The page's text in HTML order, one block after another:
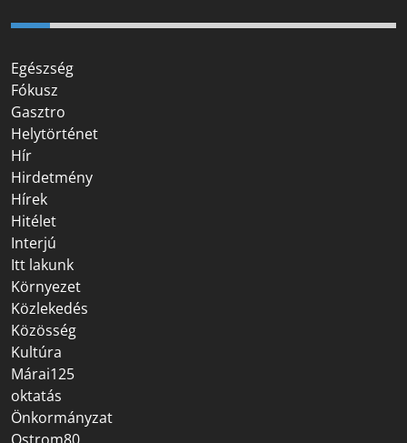
Egészség
Fókusz
Gasztro
Helytörténet
Hír
Hirdetmény
Hírek
Hitélet
Interjú
Itt lakunk
Környezet
Közlekedés
Közösség
Kultúra
Márai125
oktatás
Önkormányzat